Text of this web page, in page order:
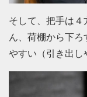
そして、把手は４
ん、荷棚から下ろ
やすい（引き出し